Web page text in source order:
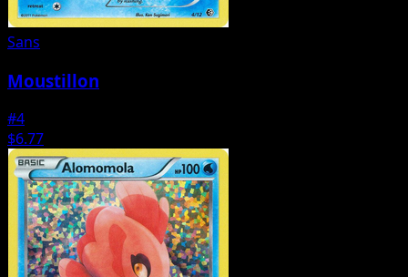
Sans
Moustillon
#4
$6.77